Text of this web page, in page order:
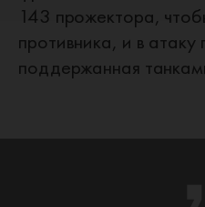
143 прожектора,
противника, и в
поддержанная